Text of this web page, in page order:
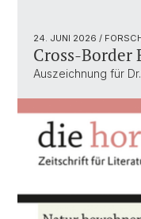
24. JUNI 2026 /
Cross-Border
Auszeichnung für